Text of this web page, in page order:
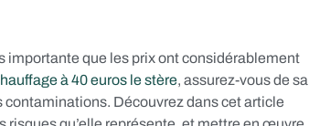
importante que les prix ont considérablement
à 40 euros le stère, assurez-vous de sa
Découvrez dans cet article